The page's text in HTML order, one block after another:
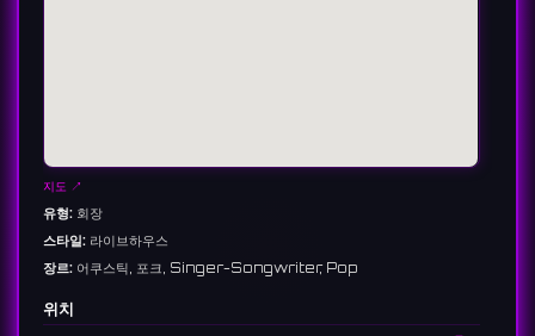
지도 ↗
유형: 회장
스타일: 라이브하우스
장르: 어쿠스틱, 포크, Singer-Songwriter, Pop
위치